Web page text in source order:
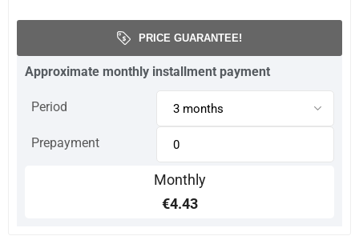
PRICE GUARANTEE!
Approximate monthly installment payment
Period
Prepayment
Monthly
€4.43